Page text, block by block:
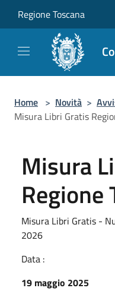
Regione Toscana
Home > Novità >
Misura Libri Gratis
Misura
Regione
Misura Libri Gratis -
2026
Data :
19 maggio 2025